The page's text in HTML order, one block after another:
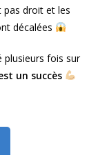
pas droit et les
décalées
plusieurs fois sur
un succès